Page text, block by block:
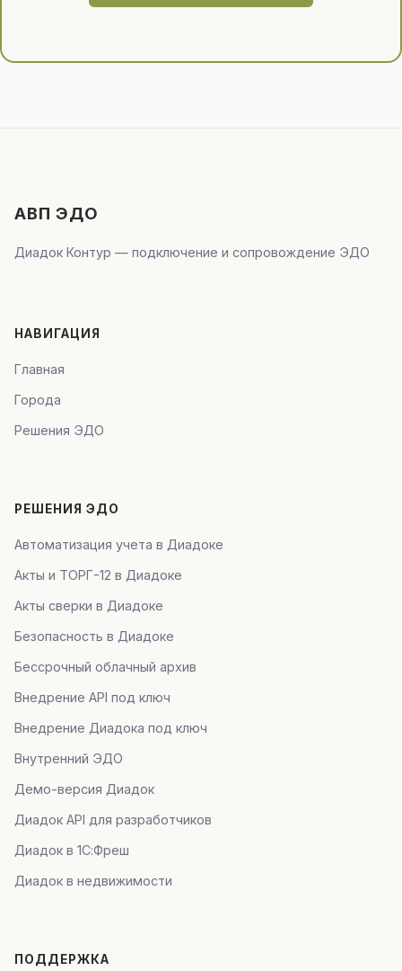
АВП ЭДО
Диадок Контур — подключение и сопровождение ЭДО
НАВИГАЦИЯ
Главная
Города
Решения ЭДО
РЕШЕНИЯ ЭДО
Автоматизация учета в Диадоке
Акты и ТОРГ-12 в Диадоке
Акты сверки в Диадоке
Безопасность в Диадоке
Бессрочный облачный архив
Внедрение API под ключ
Внедрение Диадока под ключ
Внутренний ЭДО
Демо-версия Диадок
Диадок API для разработчиков
Диадок в 1С:Фреш
Диадок в недвижимости
ПОДДЕРЖКА